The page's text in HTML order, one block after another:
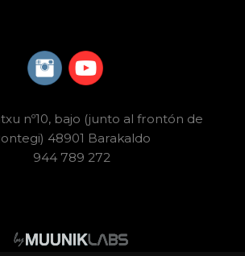
nº10, bajo (junto al frontón de
48901 Barakaldo
944 789 272